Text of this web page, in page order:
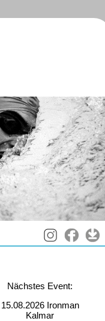
Nächstes Event:
15.08.2026 Ironman
Kalmar